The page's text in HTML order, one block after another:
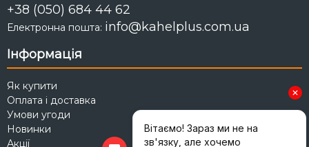
+38 (050) 684 44 62
Електронна пошта: info@kahelplus.com.ua
Інформація
Як купити
Оплата і доставка
Умови угоди
Новинки
Акції